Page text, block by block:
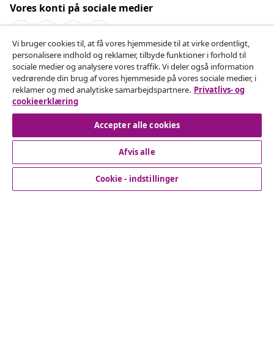
Vores konti på sociale medier
Fortryd køb
Indsend en anmodning om at fortryde din ordre.
Fortryd køb
Kundeservice
Vi bruger cookies til, at få vores hjemmeside til at virke ordentligt,
personalisere indhold og reklamer, tilbyde funktioner i forhold til
sociale medier og analysere vores traffik. Vi deler også information
vedrørende din brug af vores hjemmeside på vores sociale medier, i
reklamer og med analytiske samarbejdspartnere. Privatlivs- og
cookieerklæring
Accepter alle cookies
Afvis alle
Cookie - indstillinger